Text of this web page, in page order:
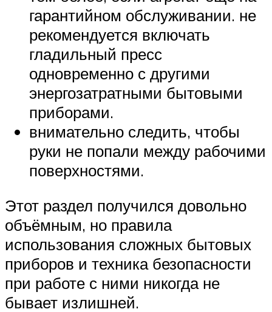
гарантийном обслуживании. не
рекомендуется включать
гладильный пресс
одновременно с другими
энергозатратными бытовыми
приборами.
внимательно следить, чтобы
руки не попали между рабочими
поверхностями.
Этот раздел получился довольно
объёмным, но правила
использования сложных бытовых
приборов и техника безопасности
при работе с ними никогда не
бывает излишней.